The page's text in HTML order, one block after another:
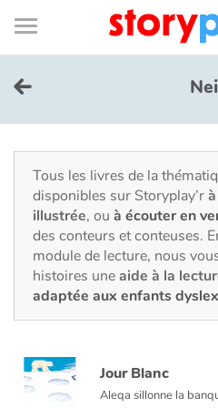
Connexion
Bibliothèque
de
page
Menu
Je me connecte
Tester gratuitement
Bibliothèque
Prix
Contes d'ici et d'ailleurs
Tous les livres de la
disponibles sur Storyplay’r
illustrée, ou à écouter en
des conteurs et conteuses.
module de lecture, nous
histoires uneaide à la
adaptée aux enfants
Jour Blanc